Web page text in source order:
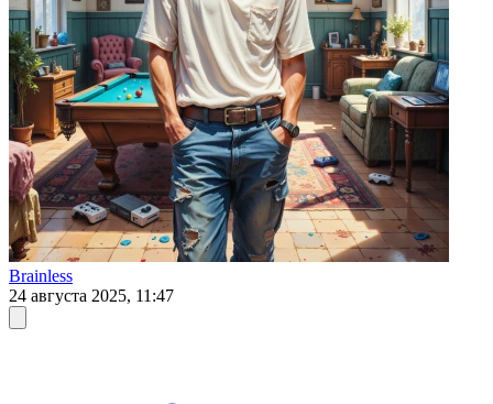
Brainless
24 августа 2025, 11:47